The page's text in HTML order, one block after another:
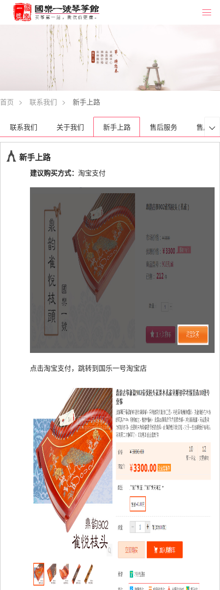
首页 > 联系我们 > 新手上路
联系我们 关于我们 新手上路 售后服务 售后保

新手上路
建议购买方式： 淘宝支付
点击淘宝支付，跳转到国乐一号淘宝店